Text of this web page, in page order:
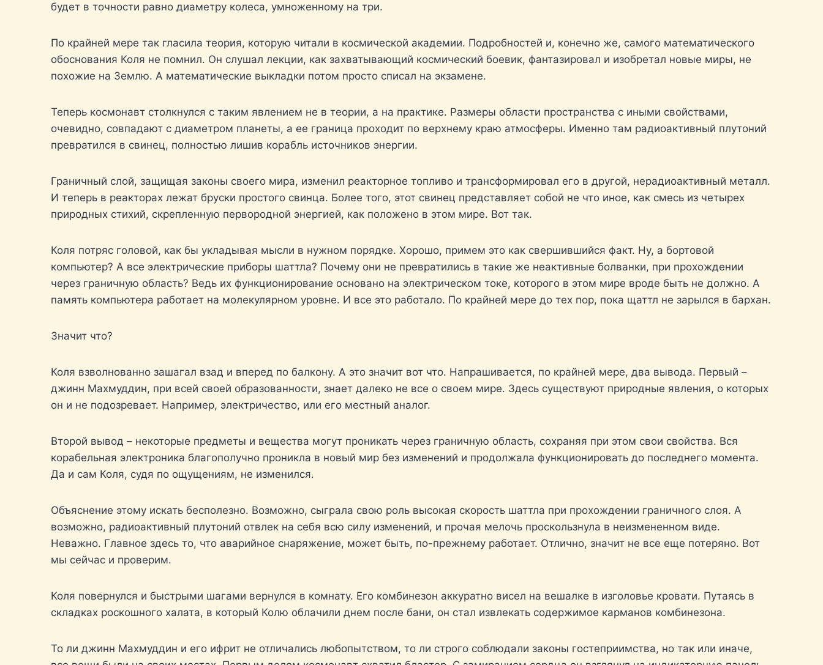
будет в точности равно диаметру колеса, умноженному на три.
По крайней мере так гласила теория, которую читали в космической академии. Подробностей и, конечно же, самого математического
обоснования Коля не помнил. Он слушал лекции, как захватывающий космический боевик, фантазировал и изобретал новые миры, не
похожие на Землю. А математические выкладки потом просто списал на экзамене.
Теперь космонавт столкнулся с таким явлением не в теории, а на практике. Размеры области пространства с иными свойствами,
очевидно, совпадают с диаметром планеты, а ее граница проходит по верхнему краю атмосферы. Именно там радиоактивный плутоний
превратился в свинец, полностью лишив корабль источников энергии.
Граничный слой, защищая законы своего мира, изменил реакторное топливо и трансформировал его в другой, нерадиоактивный металл.
И теперь в реакторах лежат бруски простого свинца. Более того, этот свинец представляет собой не что иное, как смесь из четырех
природных стихий, скрепленную первородной энергией, как положено в этом мире. Вот так.
Коля потряс головой, как бы укладывая мысли в нужном порядке. Хорошо, примем это как свершившийся факт. Ну, а бортовой
компьютер? А все электрические приборы шаттла? Почему они не превратились в такие же неактивные болванки, при прохождении
через граничную область? Ведь их функционирование основано на электрическом токе, которого в этом мире вроде быть не должно. А
память компьютера работает на молекулярном уровне. И все это работало. По крайней мере до тех пор, пока щаттл не зарылся в бархан.
Значит что?
Коля взволнованно зашагал взад и вперед по балкону. А это значит вот что. Напрашивается, по крайней мере, два вывода. Первый –
джинн Махмуддин, при всей своей образованности, знает далеко не все о своем мире. Здесь существуют природные явления, о которых
он и не подозревает. Например, электричество, или его местный аналог.
Второй вывод – некоторые предметы и вещества могут проникать через граничную область, сохраняя при этом свои свойства. Вся
корабельная электроника благополучно проникла в новый мир без изменений и продолжала функционировать до последнего момента.
Да и сам Коля, судя по ощущениям, не изменился.
Объяснение этому искать бесполезно. Возможно, сыграла свою роль высокая скорость шаттла при прохождении граничного слоя. А
возможно, радиоактивный плутоний отвлек на себя всю силу изменений, и прочая мелочь проскользнула в неизмененном виде.
Неважно. Главное здесь то, что аварийное снаряжение, может быть, по-прежнему работает. Отлично, значит не все еще потеряно. Вот
мы сейчас и проверим.
Коля повернулся и быстрыми шагами вернулся в комнату. Его комбинезон аккуратно висел на вешалке в изголовье кровати. Путаясь в
складках роскошного халата, в который Колю облачили днем после бани, он стал извлекать содержимое карманов комбинезона.
То ли джинн Махмуддин и его ифрит не отличались любопытством, то ли строго соблюдали законы гостеприимства, но так или иначе,